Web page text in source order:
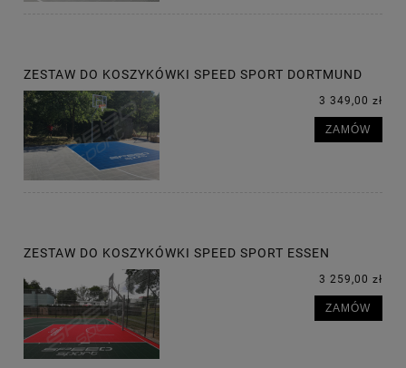
ZESTAW DO KOSZYKÓWKI SPEED SPORT DORTMUND
3 349,00 zł
ZAMÓW
ZESTAW DO KOSZYKÓWKI SPEED SPORT ESSEN
3 259,00 zł
ZAMÓW